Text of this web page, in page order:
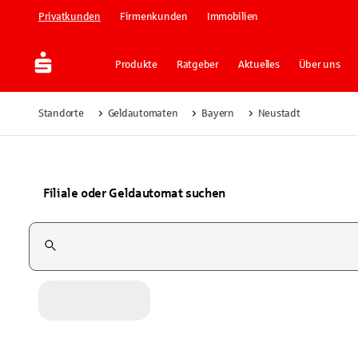
Privatkunden Firmenkunden Immobilien
Produkte Ratgeber Aktuelles Über uns
Standorte Geldautomaten Bayern Neustadt
Filiale oder Geldautomat suchen
Suchfeld